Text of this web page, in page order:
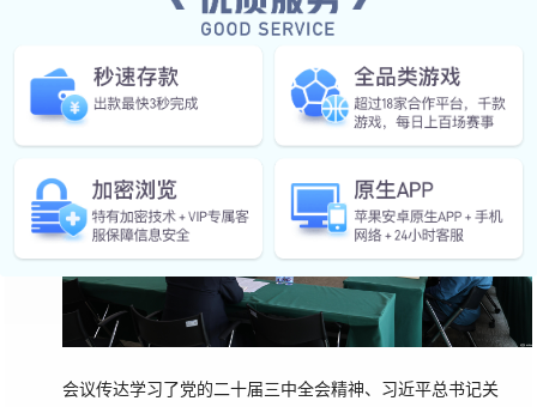
会议传达学习了党的二十届三中全会精神、习近平总书记关